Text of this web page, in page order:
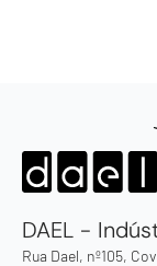
DAEL -
Rua Dael, nº105,